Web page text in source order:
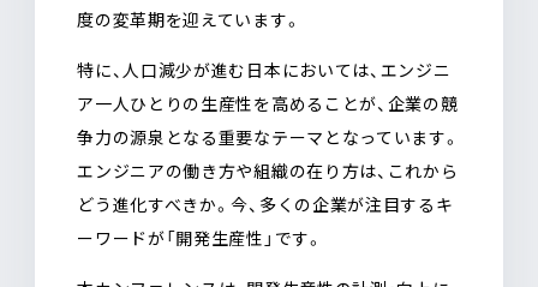
度の変革期を迎えています。
特に、人口減少が進む日本においては、エンジニ
ア一人ひとりの生産性を高めることが、企業の競
争力の源泉となる重要なテーマとなっています。
エンジニアの働き方や組織の在り方は、これから
どう進化すべきか。今、多くの企業が注目するキ
ーワードが「開発生産性」です。